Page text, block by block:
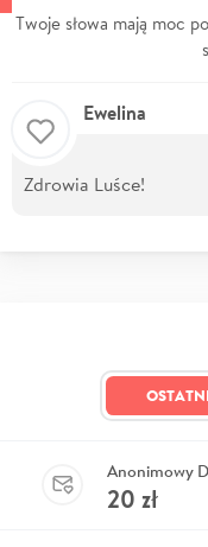
Twoje słowa mają moc
Ewelina
Zdrowia Luśce!
Anonimowy
20 zł